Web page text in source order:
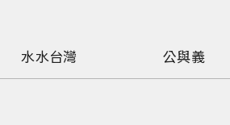
水水台灣 公與義